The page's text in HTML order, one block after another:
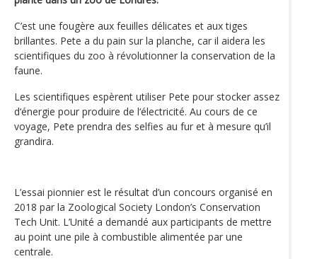
C’est une fougère aux feuilles délicates et aux tiges
brillantes. Pete a du pain sur la planche, car il aidera les
scientifiques du zoo à révolutionner la conservation de la
faune.
Les scientifiques espèrent utiliser Pete pour stocker assez
d‘énergie pour produire de l‘électricité. Au cours de ce
voyage, Pete prendra des selfies au fur et à mesure qu’il
grandira.
L’essai pionnier est le résultat d’un concours organisé en
2018 par la Zoological Society London’s Conservation
Tech Unit. L’Unité a demandé aux participants de mettre
au point une pile à combustible alimentée par une
centrale.